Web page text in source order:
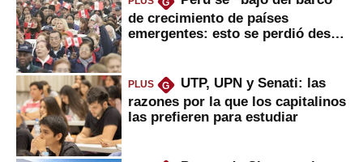
G
de crecimiento de países
emergentes: esto se perdió desde
PLUS G
UTP, UPN y Senati: las
razones por la que los capitalinos
las prefieren para estudiar